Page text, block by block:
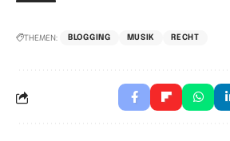
THEMEN: BLOGGING MUSIK RECHT